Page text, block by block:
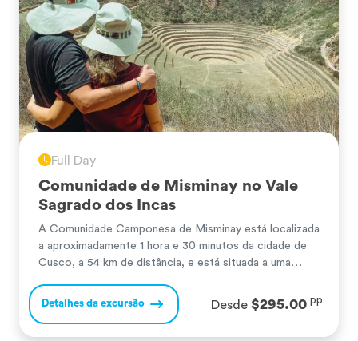
Full Day
Comunidade de Misminay no Vale
Sagrado dos Incas
A Comunidade Camponesa de Misminay está localizada
a aproximadamente 1 hora e 30 minutos da cidade de
Cusco, a 54 km de distância, e está situada a uma
distrito de Maras, onde poderemos apreciar uma
paisagem natural única desta região andina, privilegiada
Detalhes da excursão Desde $295.00 pp